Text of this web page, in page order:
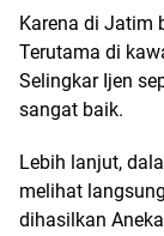
Karena di Jatim
Terutama di
Selingkar Ijen
sangat baik.
Lebih lanjut,
melihat
dihasilkan